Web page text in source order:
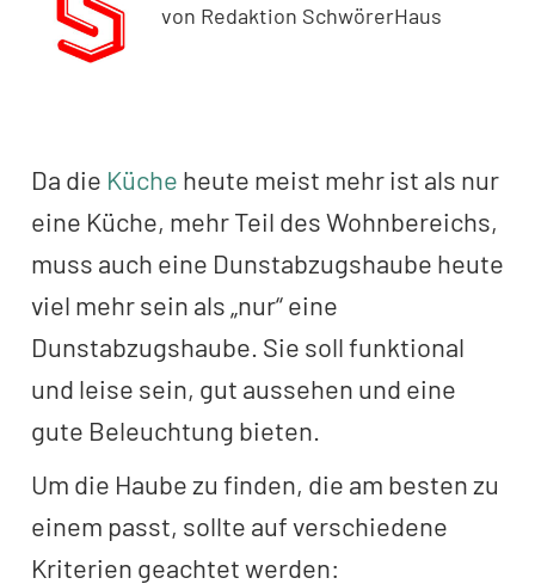
von Redaktion SchwörerHaus
Da die Küche heute meist mehr ist als nur
eine Küche, mehr Teil des Wohnbereichs,
muss auch eine Dunstabzugshaube heute
viel mehr sein als „nur“ eine
Dunstabzugshaube. Sie soll funktional
und leise sein, gut aussehen und eine
gute Beleuchtung bieten.
Um die Haube zu finden, die am besten zu
einem passt, sollte auf verschiedene
Kriterien geachtet werden: